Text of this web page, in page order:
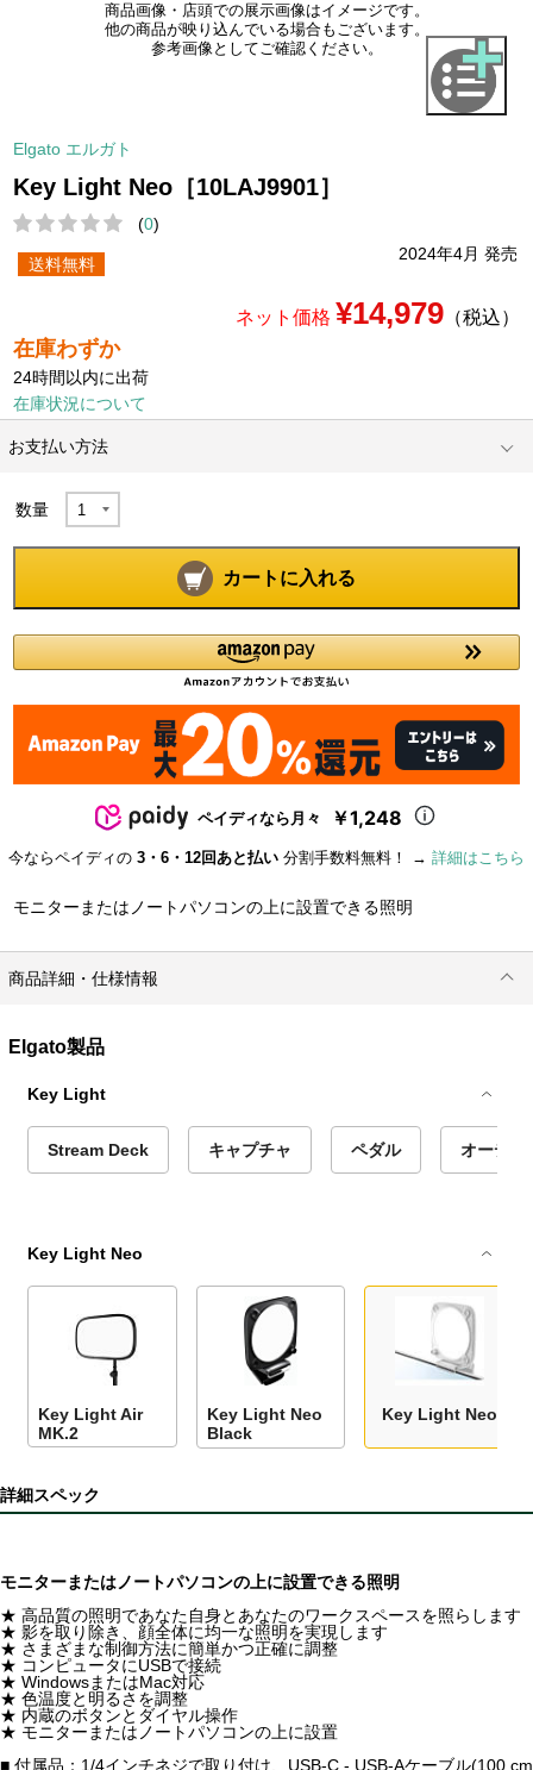
商品画像・店頭での展示画像はイメージです。
他の商品が映り込んでいる場合もございます。
参考画像としてご確認ください。
Elgato エルガト
Key Light Neo［10LAJ9901］
(0)
2024年4月 発売
送料無料
ネット価格 ¥14,979（税込）
在庫わずか
24時間以内に出荷
在庫状況について
お支払い方法
数量
カートに入れる
ペイディなら月々 ￥1,248
今ならペイディの 3・6・12回あと払い 分割手数料無料！ → 詳細はこちら
モニターまたはノートパソコンの上に設置できる照明
商品詳細・仕様情報
Elgato製品
Key Light
Stream Deck キャプチャ ペダル オーディ
Key Light Neo
Key Light Air
MK.2
Key Light Neo
Black
Key Light Neo
詳細スペック
モニターまたはノートパソコンの上に設置できる照明
★ 高品質の照明であなた自身とあなたのワークスペースを照らします
★ 影を取り除き、顔全体に均一な照明を実現します
★ さまざまな制御方法に簡単かつ正確に調整
★ コンピュータにUSBで接続
★ WindowsまたはMac対応
★ 色温度と明るさを調整
★ 内蔵のボタンとダイヤル操作
★ モニターまたはノートパソコンの上に設置
■ 付属品：1/4インチネジで取り付け、USB-C - USB-Aケーブル(100 cm